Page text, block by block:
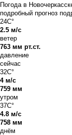
Погода в
подробный прогноз
24C°
2.5 м/с
ветер
763 мм рт.ст.
давление
сейчас
32C°
4 м/с
759 мм
утром
37C°
4.8 м/с
758 мм
днём